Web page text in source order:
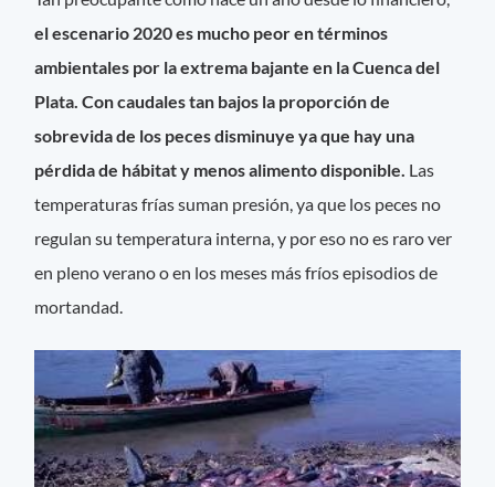
el escenario 2020 es mucho peor en términos
ambientales por la extrema bajante en la Cuenca del
Plata. Con caudales tan bajos la proporción de
sobrevida de los peces disminuye ya que hay una
pérdida de hábitat y menos alimento disponible. Las
temperaturas frías suman presión, ya que los peces no
regulan su temperatura interna, y por eso no es raro ver
en pleno verano o en los meses más fríos episodios de
mortandad.